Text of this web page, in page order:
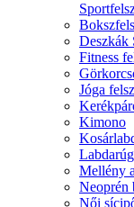
Deszkák
Fitness
Jóga
Kimono
Mellény
Neoprén
Női